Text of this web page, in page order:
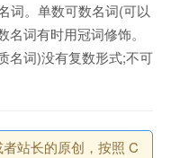
词。单数可数名词(可以
词有时用冠词修饰。
名词)没有复数形式;不可
站长的原创，按照 C